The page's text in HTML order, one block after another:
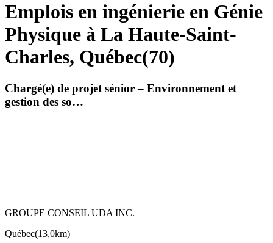
Emplois en ingénierie en Génie
Physique à La Haute-Saint-
Charles, Québec(70)
Chargé(e) de projet sénior – Environnement et
gestion des so…
GROUPE CONSEIL UDA INC.
Québec(13,0km)